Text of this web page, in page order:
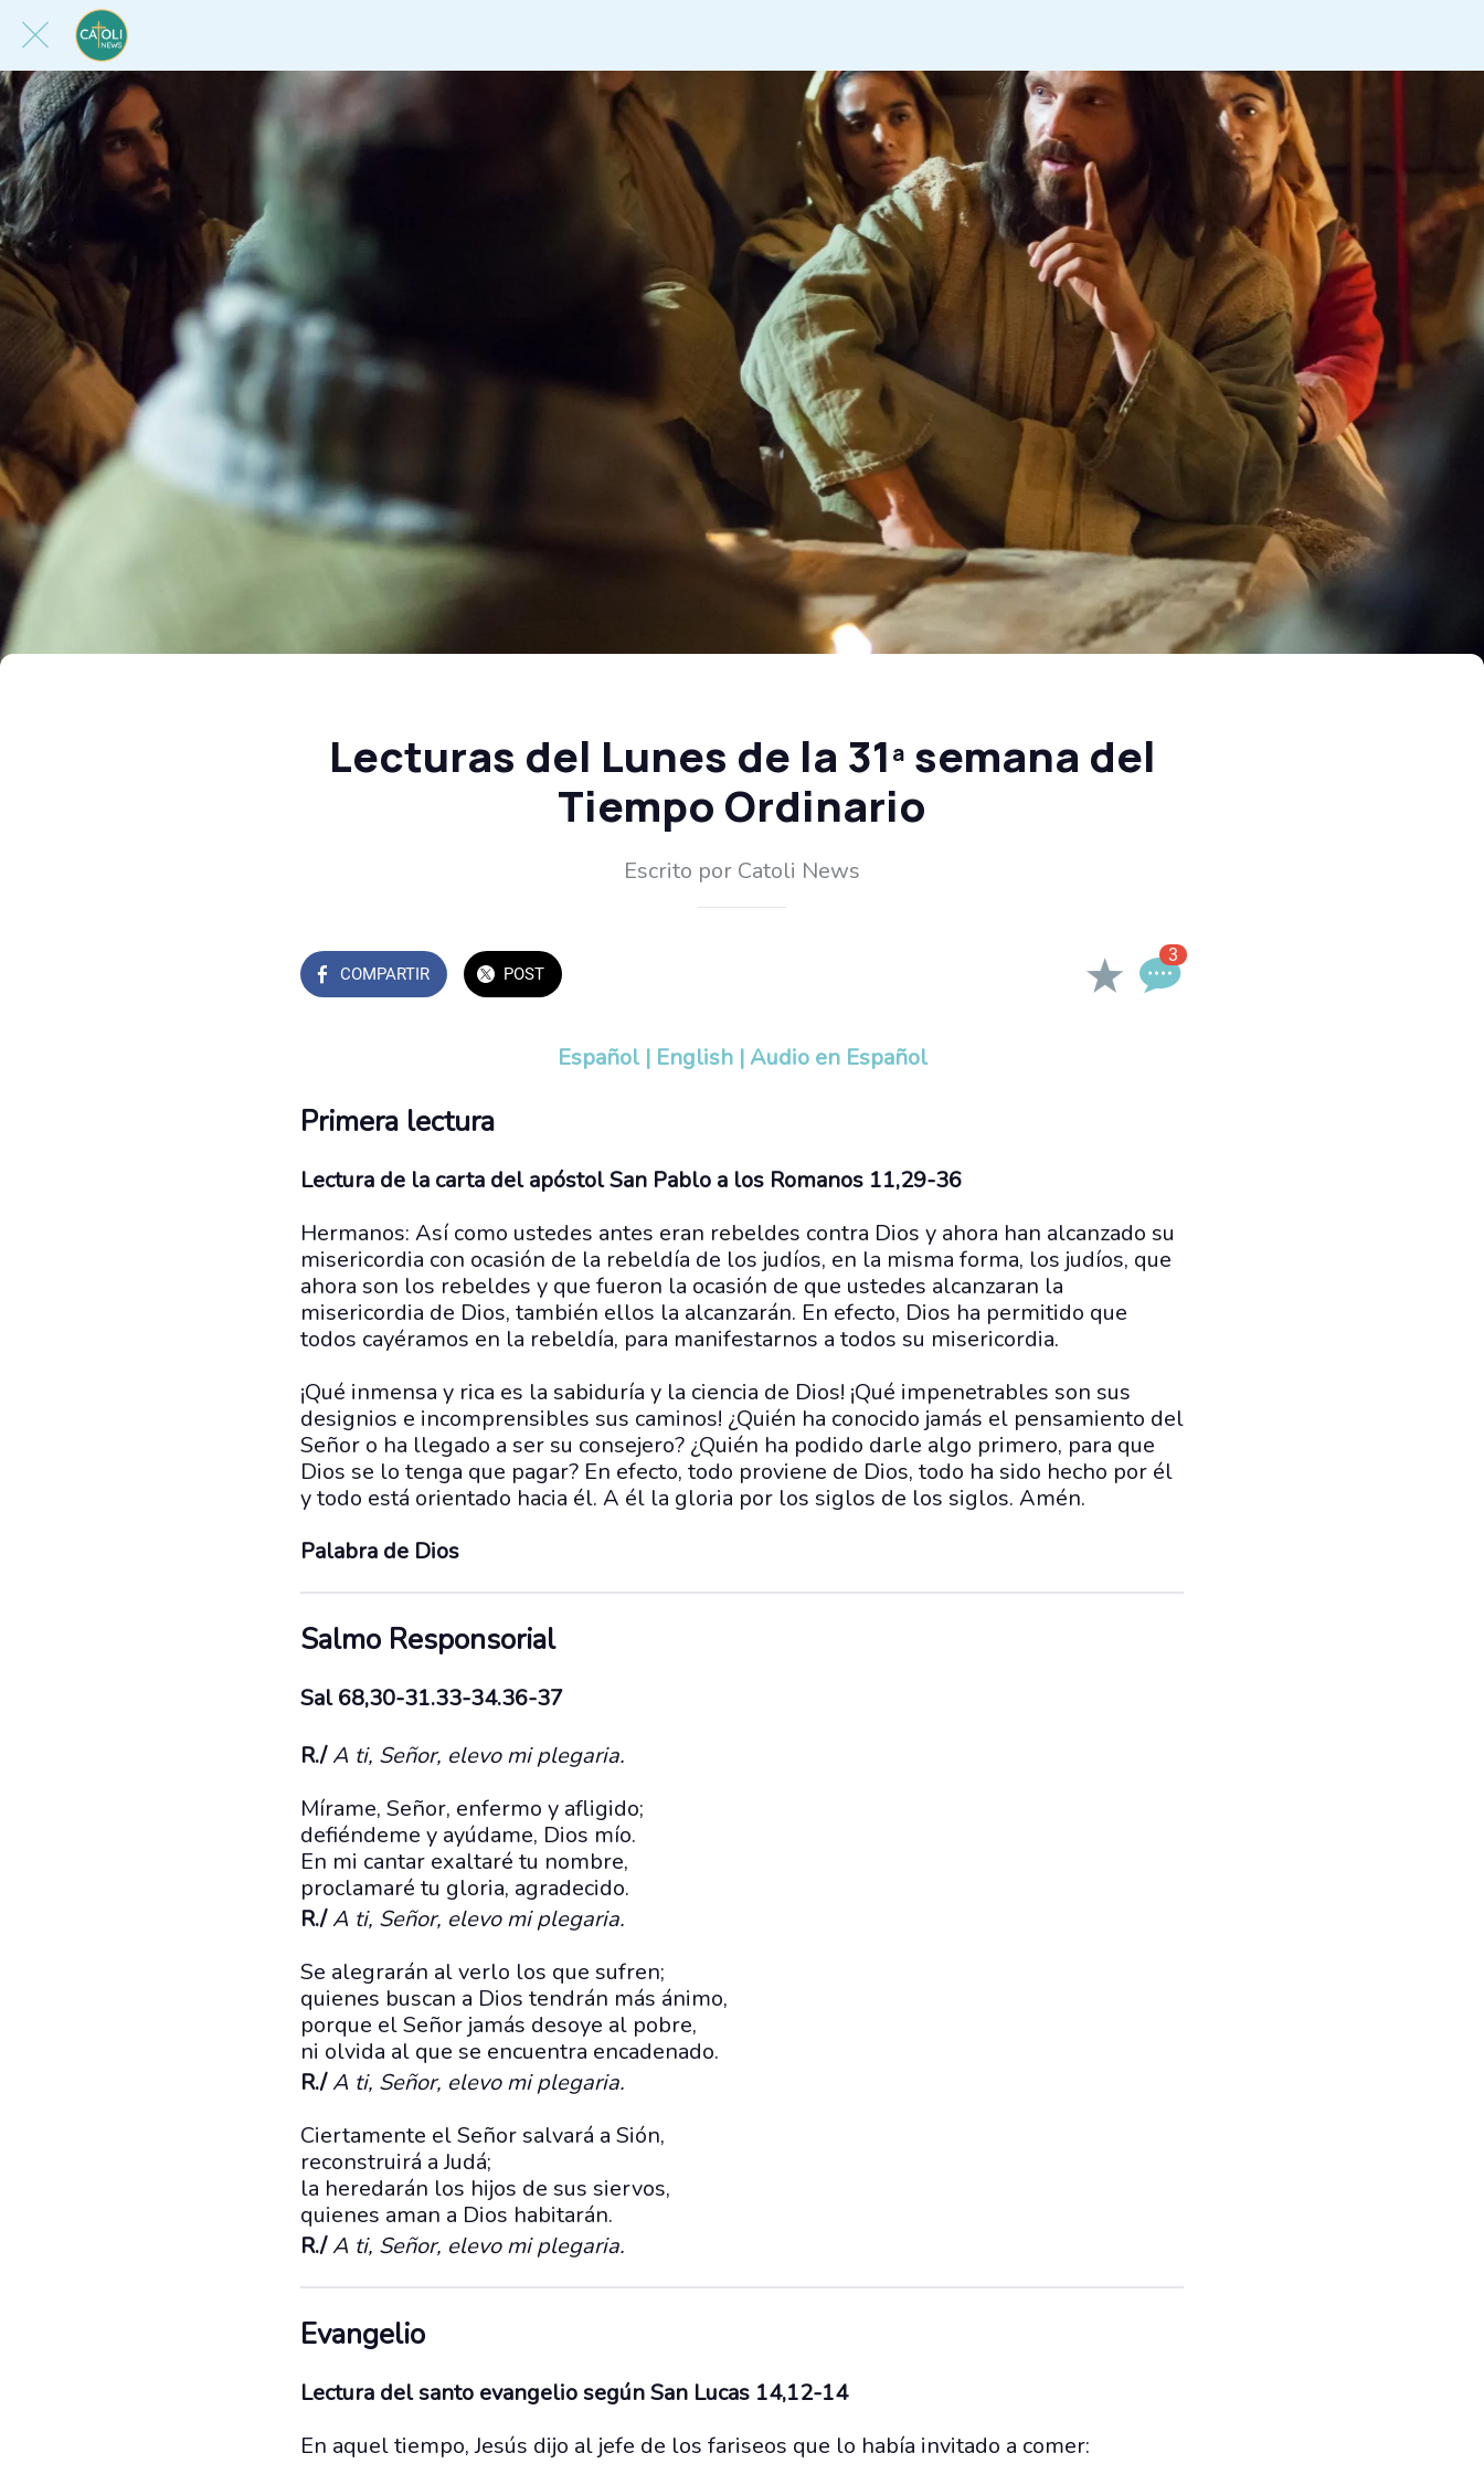
Lecturas del Lunes de la 31ª semana del
Tiempo Ordinario
Escrito por Catoli News
3
COMPARTIR POST
Español | English | Audio en Español
Primera lectura
Lectura de la carta del apóstol San Pablo a los Romanos 11,29-36
Hermanos: Así como ustedes antes eran rebeldes contra Dios y ahora han alcanzado su
misericordia con ocasión de la rebeldía de los judíos, en la misma forma, los judíos, que
ahora son los rebeldes y que fueron la ocasión de que ustedes alcanzaran la
misericordia de Dios, también ellos la alcanzarán. En efecto, Dios ha permitido que
todos cayéramos en la rebeldía, para manifestarnos a todos su misericordia.
¡Qué inmensa y rica es la sabiduría y la ciencia de Dios! ¡Qué impenetrables son sus
designios e incomprensibles sus caminos! ¿Quién ha conocido jamás el pensamiento del
Señor o ha llegado a ser su consejero? ¿Quién ha podido darle algo primero, para que
Dios se lo tenga que pagar? En efecto, todo proviene de Dios, todo ha sido hecho por él
y todo está orientado hacia él. A él la gloria por los siglos de los siglos. Amén.
Palabra de Dios
Salmo Responsorial
Sal 68,30-31.33-34.36-37
R./ A ti, Señor, elevo mi plegaria.
Mírame, Señor, enfermo y afligido;
defiéndeme y ayúdame, Dios mío.
En mi cantar exaltaré tu nombre,
proclamaré tu gloria, agradecido.
R./ A ti, Señor, elevo mi plegaria.
Se alegrarán al verlo los que sufren;
quienes buscan a Dios tendrán más ánimo,
porque el Señor jamás desoye al pobre,
ni olvida al que se encuentra encadenado.
R./ A ti, Señor, elevo mi plegaria.
Ciertamente el Señor salvará a Sión,
reconstruirá a Judá;
la heredarán los hijos de sus siervos,
quienes aman a Dios habitarán.
R./ A ti, Señor, elevo mi plegaria.
Evangelio
Lectura del santo evangelio según San Lucas 14,12-14
En aquel tiempo, Jesús dijo al jefe de los fariseos que lo había invitado a comer: